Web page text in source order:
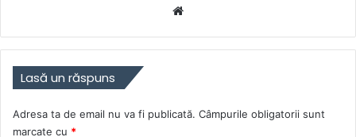
Lasă un răspuns
Adresa ta de email nu va fi publicată. Câmpurile obligatorii sunt
marcate cu *